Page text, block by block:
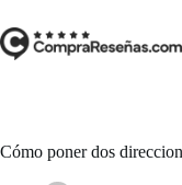
al
contenido
Cómo poner dos